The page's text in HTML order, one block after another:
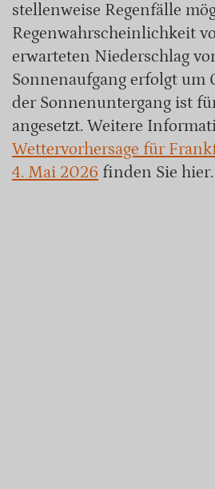
stellenweise Regenfälle
Regenwahrscheinlichkeit
erwarteten Niederschlag
Sonnenaufgang erfolgt um
der Sonnenuntergang ist
angesetzt. Weitere
Wettervorhersage für
4. Mai 2026 finden Sie hier.